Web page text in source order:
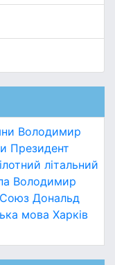
Володимир
Президент
літальний
Володимир
Дональд
мова Харків